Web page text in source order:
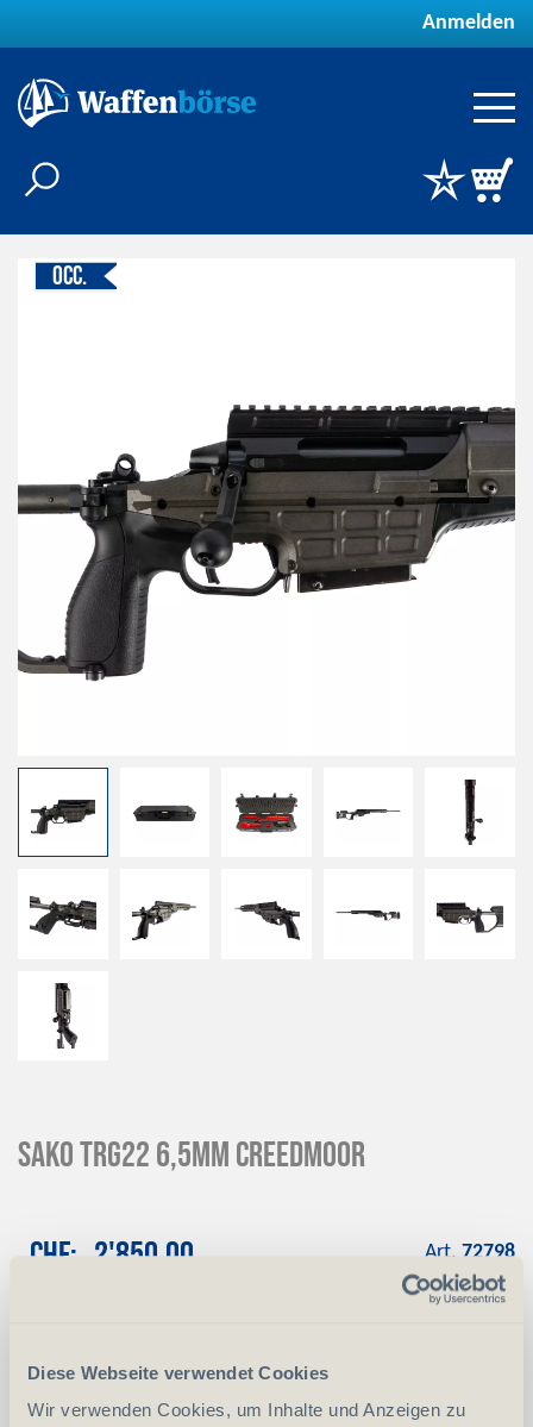
Diese Webseite verwendet Cookies
Wir verwenden Cookies, um Inhalte und Anzeigen zu
Anmelden
Occ.
Sako TRG22 6,5mm Creedmoor
CHF 2'850.00
wir das gewünschte Produkt
Anzahlung+ CHF 285.00
Art. 72798